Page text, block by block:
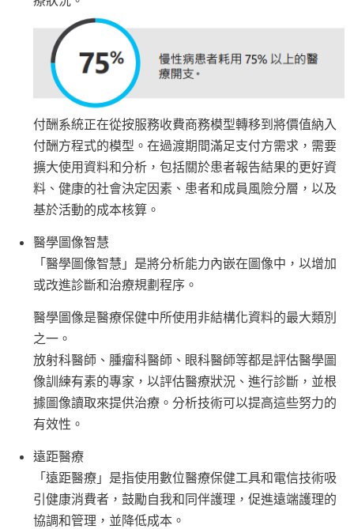
付酬系統正在從按服務收費商務模型轉移到將價值納入
付酬方程式的模型。在過渡期間滿足支付方需求，需要
擴大使用資料和分析，包括關於患者報告結果的更好資
料、健康的社會決定因素、患者和成員風險分層，以及
基於活動的成本核算。
醫學圖像智慧
「醫學圖像智慧」是將分析能力內嵌在圖像中，以增加
或改進診斷和治療規劃程序。
醫學圖像是醫療保健中所使用非結構化資料的最大類別
之一。
放射科醫師、腫瘤科醫師、眼科醫師等都是評估醫學圖
像訓練有素的專家，以評估醫療狀況、進行診斷，並根
據圖像讀取來提供治療。分析技術可以提高這些努力的
有效性。
遠距醫療
「遠距醫療」是指使用數位醫療保健工具和電信技術吸
引健康消費者，鼓勵自我和同伴護理，促進遠端護理的
協調和管理，並降低成本。